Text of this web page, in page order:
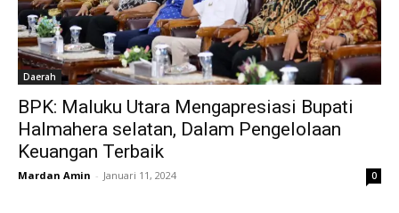
Daerah
BPK: Maluku Utara Mengapresiasi Bupati
Halmahera selatan, Dalam Pengelolaan
Keuangan Terbaik
Mardan Amin - Januari 11, 2024 0